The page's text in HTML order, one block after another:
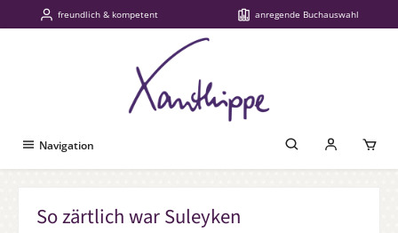
Zum Hauptinhalt springen
freundlich & kompetent anregende Buchauswahl
Navigation
So zärtlich war Suleyken